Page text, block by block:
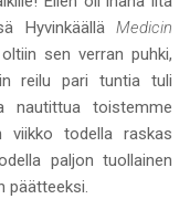
Hyvinkäällä Medicin
sen verran puhki,
reilu pari tuntia tuli
nautittua toistemme
viikko todella raskas
paljon tuollainen
päätteeksi.